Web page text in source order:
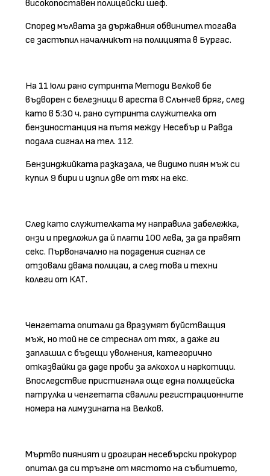
високопоставен полицейски шеф.
Според мълвата за държавния обвинител тогава
се застъпил началникът на полицията в Бургас.
На 11 юли рано сутринта Методи Велков бе
въдворен с белезници в ареста в Слънчев бряг, след
като в 5:30 ч. рано сутринта служителка от
бензиностанция на пътя между Несебър и Равда
подала сигнал на тел. 112.
Бензинджийката разказала, че видимо пиян мъж си
купил 9 бири и изпил две от тях на екс.
След като служителката му направила забележка,
онзи и предложил да й плати 100 лева, за да правят
секс. Първоначално на подадения сигнал се
отзовали двама полицаи, а след това и техни
колеги от КАТ.
Ченгетата опитали да вразумят буйстващия
мъж, но той не се стреснал от тях, а даже ги
заплашил с бъдещи уволнения, категорично
отказвайки да даде проби за алкохол и наркотици.
Впоследствие пристигнала още една полицейска
патрулка и ченгетата свалили регистрационните
номера на лимузината на Велков.
Мъртво пияният и дрогиран несебърски прокурор
опитал да си тръгне от мястото на събитието,